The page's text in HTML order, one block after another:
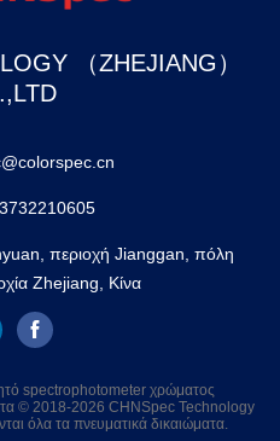
（ZHEJIANG）
περιοχή Jianggan, πόλη
Zhejiang, Κίνα
spectrophotometer χρώματος
© 2018-2026 CHNSpec Technology
όλα τα πνευματικά δικαιώματα.